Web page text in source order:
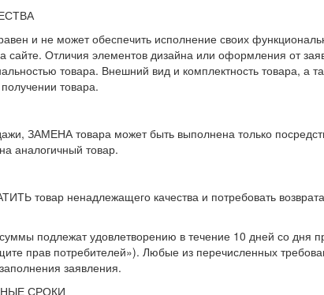
и не может обеспечить исполнение своих
сайте. Отличия элементов дизайна или оформления от
товара. Внешний вид и комплектность товара, а
товара.
ЗАМЕНА товара может быть выполнена только
аналогичный товар.
товар ненадлежащего качества и потребовать
подлежат удовлетворению в течение 10 дней со дня
прав потребителей»). Любые из перечисленных
заявления.
СРОКИ